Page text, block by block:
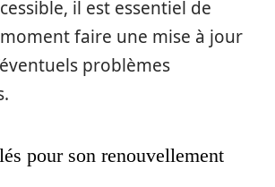
il est essentiel de
faire une mise à jour
problèmes
pour son renouvellement